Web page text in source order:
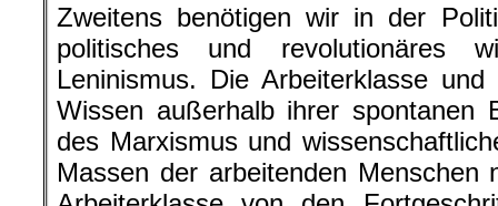
Zweitens benötigen wir in der
politisches und revolutionäres
Leninismus. Die Arbeiterklasse
Wissen außerhalb ihrer spontanen
des Marxismus und
Massen der arbeitenden Menschen